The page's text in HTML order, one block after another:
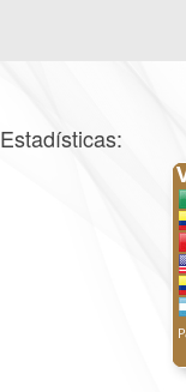
Estadísticas: